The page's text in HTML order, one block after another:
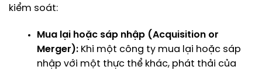
kiểm soát:
Mua lại hoặc sáp nhập (Acquisition or
Merger): Khi một công ty mua lại hoặc sáp
nhập với một thực thể khác, phát thải của